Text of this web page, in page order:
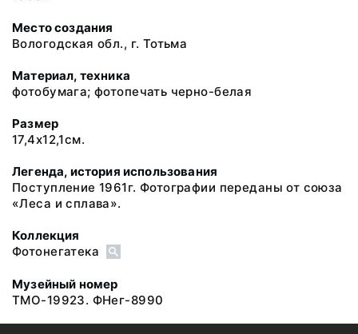
Место создания
Вологодская обл., г. Тотьма
Материал, техника
фотобумага; фотопечать черно-белая
Размер
17,4х12,1см.
Легенда, история использования
Поступление 1961г. Фотографии переданы от союза
«Леса и сплава».
Коллекция
Фотонегатека
Музейный номер
ТМО-19923. ФНег-8990